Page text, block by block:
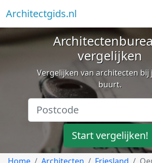
Architectgids.nl
vergelijken
Vergelijken van architecten bij
buurt.
Start vergelijken!